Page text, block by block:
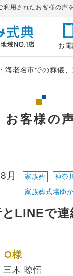
利用されたお客様の声
お
海老名市での葬儀
お客様の
月 家族葬
神奈
家族葬式場ゆ
LINEで連
様
三木 暸悟